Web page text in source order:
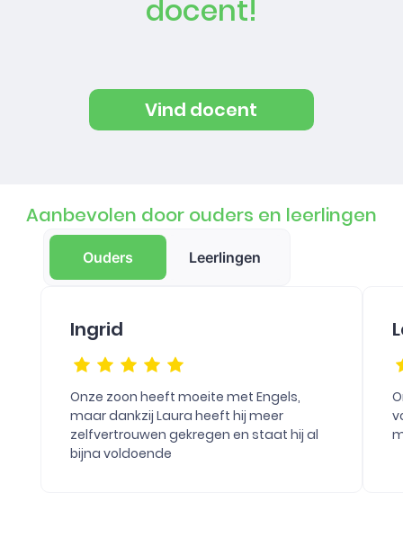
docent!
Vind docent
Aanbevolen door ouders en leerlingen
Ouders Leerlingen
Ingrid
Onze zoon heeft moeite met Engels,
maar dankzij Laura heeft hij meer
zelfvertrouwen gekregen en staat hij al
bijna voldoende